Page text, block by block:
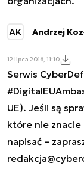
AK Andrzej
12 lipca 2016, 11:10
Serwis
UE). Jeśli są
które nie
napisać –